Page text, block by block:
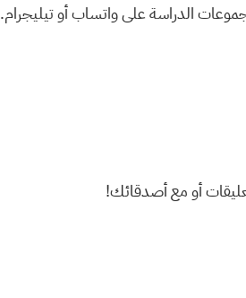
الدراسة على واتساب أو تيليجرام.
أو مع أصدقائك!